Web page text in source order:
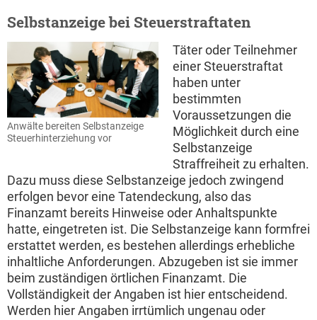
Selbstanzeige bei Steuerstraftaten
Anwälte bereiten Selbstanzeige
Steuerhinterziehung vor
Täter oder Teilnehmer
einer Steuerstraftat
haben unter
bestimmten
Voraussetzungen die
Möglichkeit durch eine
Selbstanzeige
Straffreiheit zu erhalten.
Dazu muss diese Selbstanzeige jedoch zwingend
erfolgen bevor eine Tatendeckung, also das
Finanzamt bereits Hinweise oder Anhaltspunkte
hatte, eingetreten ist. Die Selbstanzeige kann formfrei
erstattet werden, es bestehen allerdings erhebliche
inhaltliche Anforderungen. Abzugeben ist sie immer
beim zuständigen örtlichen Finanzamt. Die
Vollständigkeit der Angaben ist hier entscheidend.
Werden hier Angaben irrtümlich ungenau oder